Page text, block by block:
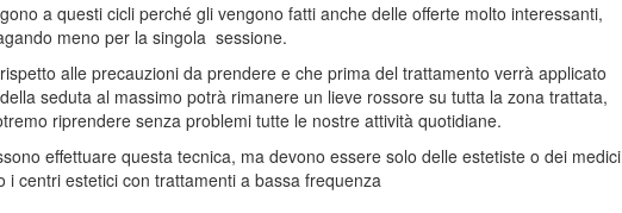
a questi cicli perché gli vengono fatti anche delle offerte molto interessanti,
meno per la singola sessione.
alle precauzioni da prendere e che prima del trattamento verrà applicato
seduta al massimo potrà rimanere un lieve rossore su tutta la zona trattata,
riprendere senza problemi tutte le nostre attività quotidiane.
effettuare questa tecnica, ma devono essere solo delle estetiste o dei medici
i centri estetici con trattamenti a bassa frequenza